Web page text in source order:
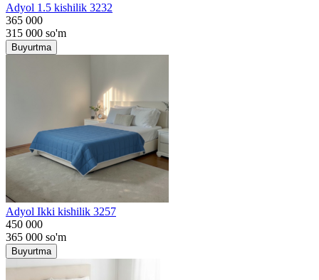
Adyol 1.5 kishilik 3232
365 000
315 000 so'm
Buyurtma
Adyol Ikki kishilik 3257
450 000
365 000 so'm
Buyurtma